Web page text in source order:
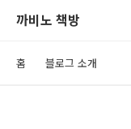
까비노 책방
홈 블로그 소개